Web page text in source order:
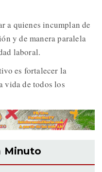
a quienes incumplan de
y de manera paralela
laboral.
es fortalecer la
vida de todos los
Minuto